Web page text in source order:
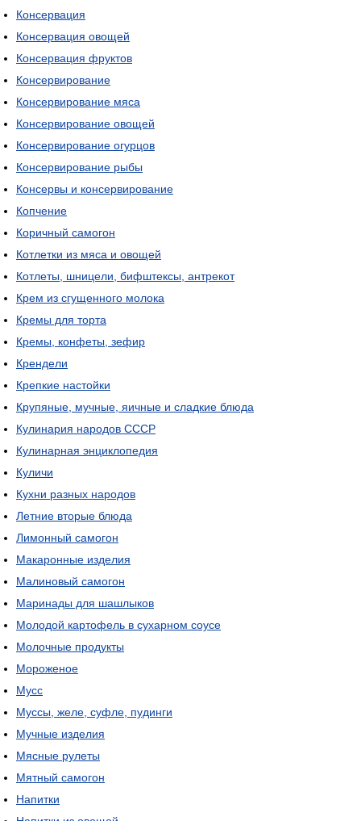
Консервация
Консервация овощей
Консервация фруктов
Консервирование
Консервирование мяса
Консервирование овощей
Консервирование огурцов
Консервирование рыбы
Консервы и консервирование
Копчение
Коричный самогон
Котлетки из мяса и овощей
Котлеты, шницели, бифштексы, антрекот
Крем из сгущенного молока
Кремы для торта
Кремы, конфеты, зефир
Крендели
Крепкие настойки
Крупяные, мучные, яичные и сладкие блюда
Кулинария народов СССР
Кулинарная энциклопедия
Куличи
Кухни разных народов
Летние вторые блюда
Лимонный самогон
Макаронные изделия
Малиновый самогон
Маринады для шашлыков
Молодой картофель в сухарном соусе
Молочные продукты
Мороженое
Мусс
Муссы, желе, суфле, пудинги
Мучные изделия
Мясные рулеты
Мятный самогон
Напитки